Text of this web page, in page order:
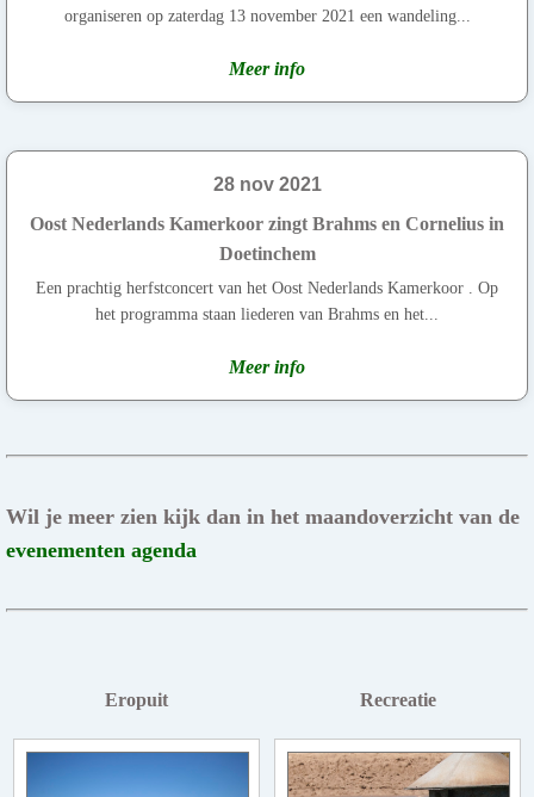
organiseren op zaterdag 13 november 2021 een wandeling...
Meer info
28 nov 2021
Oost Nederlands Kamerkoor zingt Brahms en Cornelius in
Doetinchem
Een prachtig herfstconcert van het Oost Nederlands Kamerkoor . Op
het programma staan liederen van Brahms en het...
Meer info
Wil je meer zien kijk dan in het maandoverzicht van de
evenementen agenda
Eropuit Recreatie